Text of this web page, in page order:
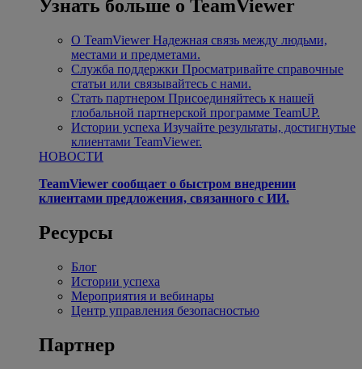
Узнать больше о TeamViewer
О TeamViewer Надежная связь между людьми,
местами и предметами.
Служба поддержки Просматривайте справочные
статьи или связывайтесь с нами.
Стать партнером Присоединяйтесь к нашей
глобальной партнерской программе TeamUP.
Истории успеха Изучайте результаты, достигнутые
клиентами TeamViewer.
НОВОСТИ
TeamViewer сообщает о быстром внедрении
клиентами предложения, связанного с ИИ.
Ресурсы
Блог
Истории успеха
Мероприятия и вебинары
Центр управления безопасностью
Партнер